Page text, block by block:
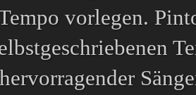
vorlegen.